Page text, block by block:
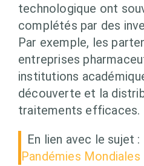
technologique ont
complétés par des
Par exemple, les
entreprises
institutions
découverte et la
traitements efficaces.
En lien avec le sujet :
Pandémies Mondiales